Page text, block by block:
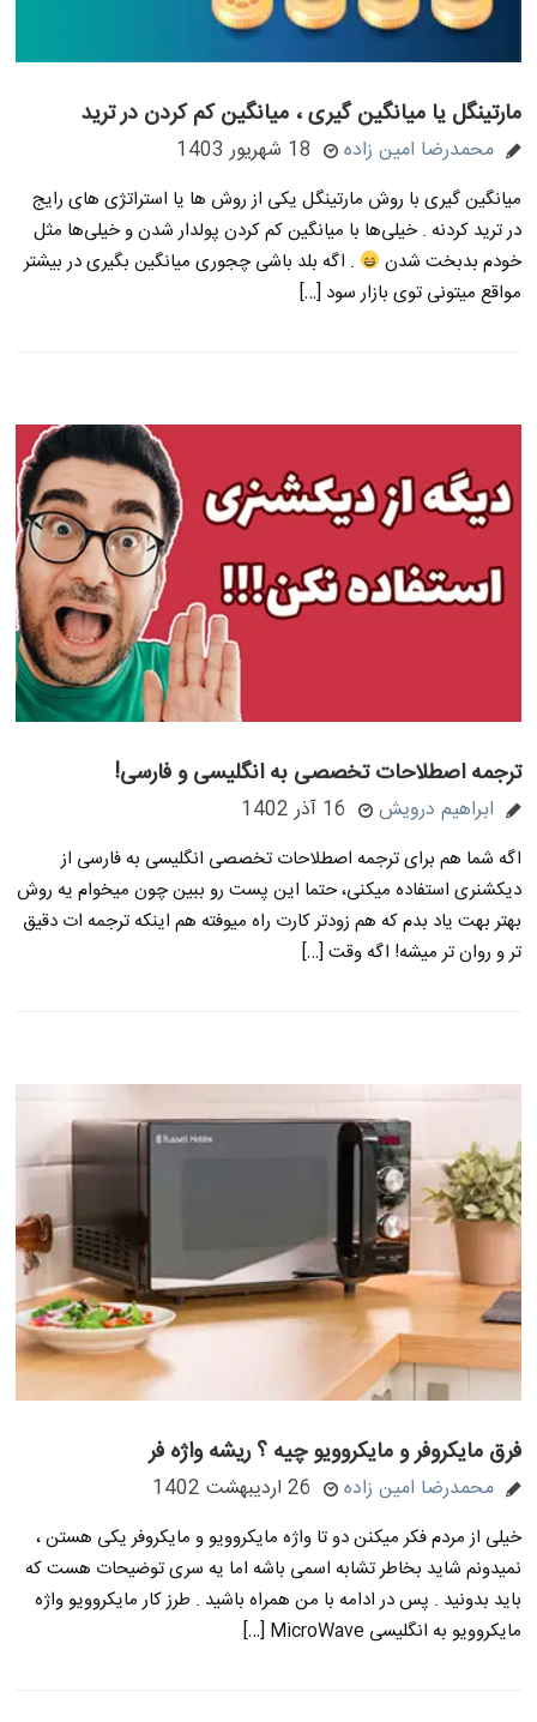
مارتینگل یا میانگین گیری ، میانگین کم کردن در ترید
محمدرضا امین زاده 18 شهریور 1403
میانگین گیری با روش مارتینگل یکی از روش ها یا استراتژی های رایج
در ترید کردنه . خیلی‌ها با میانگین کم کردن پولدار شدن و خیلی‌ها مثل
خودم بدبخت شدن
. اگه بلد باشی چجوری میانگین بگیری در بیشتر
مواقع میتونی توی بازار سود […]
ترجمه اصطلاحات تخصصی به انگلیسی و فارسی!
ابراهیم درویش 16 آذر 1402
اگه شما هم برای ترجمه اصطلاحات تخصصی انگلیسی به فارسی از
دیکشنری استفاده میکنی، حتما این پست رو ببین چون میخوام یه روش
بهتر بهت یاد بدم که هم زودتر کارت راه میوفته هم اینکه ترجمه ات دقیق
تر و روان تر میشه! اگه وقت […]
فرق مایکروفر و مایکروویو چیه ؟ ریشه واژه فر
محمدرضا امین زاده 26 اردیبهشت 1402
خیلی از مردم فکر میکنن دو تا واژه مایکروویو و مایکروفر یکی هستن ،
نمیدونم شاید بخاطر تشابه اسمی باشه اما یه سری توضیحات هست که
باید بدونید . پس در ادامه با من همراه باشید . طرز کار مایکروویو واژه
مایکروویو به انگلیسی MicroWave […]